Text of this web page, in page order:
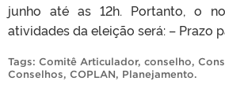
junho até as 12h. Portanto, o
atividades da eleição será: – Prazo
Tags: Comitê Articulador, conselho,
Conselhos, COPLAN, Planejamento.